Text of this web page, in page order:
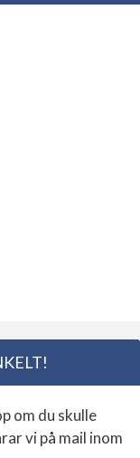
om du skulle
vi på mail inom